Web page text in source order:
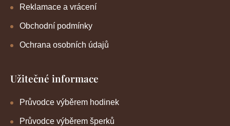
Reklamace a vrácení
Obchodní podmínky
Ochrana osobních údajů
Užitečné informace
Průvodce výběrem hodinek
Průvodce výběrem šperků